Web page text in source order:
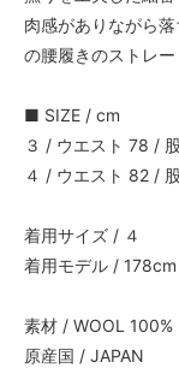
肉感がありながら
の腰履きのストレー
■ SIZE / cm
３ / ウエスト 78 /
４ / ウエスト 82 /
着用サイズ / ４
着用モデル /
素材 / WOOL 100%
原産国 / JAPAN